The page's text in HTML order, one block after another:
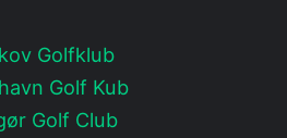
Golfklub
Golf Kub
Golf Club